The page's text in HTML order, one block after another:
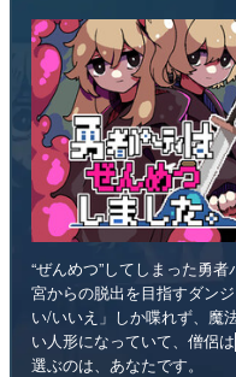
“ぜんめつ”してしまった勇
宮からの脱出を目指すダン
い/いいえ」しか喋れず、魔
い人形になっていて、僧侶
選ぶのは、あなたです。